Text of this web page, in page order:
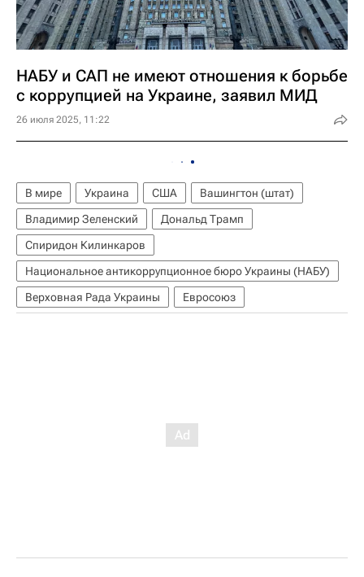
НАБУ и САП не имеют отношения к борьбе
с коррупцией на Украине, заявил МИД
26 июля 2025, 11:22
В мире Украина США
Вашингтон (штат)
Владимир Зеленский
Дональд Трамп
Спиридон Килинкаров
Национальное антикоррупционное бюро Украины (НАБУ)
Верховная Рада Украины
Евросоюз